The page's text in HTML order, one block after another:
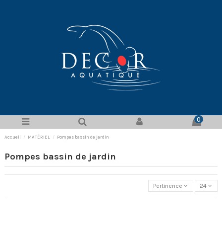
0
Accueil MATÉRIEL Pompes bassin de jardin
Pompes bassin de jardin
Pertinence 24